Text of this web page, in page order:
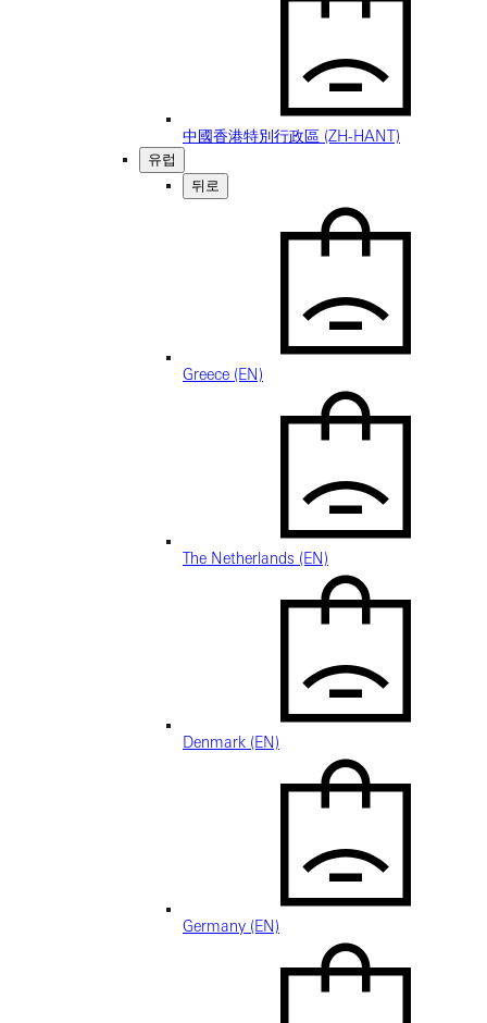
中國香港特別行政區 (ZH-HANT)
유럽
뒤로
Greece (EN)
The Netherlands (EN)
Denmark (EN)
Germany (EN)